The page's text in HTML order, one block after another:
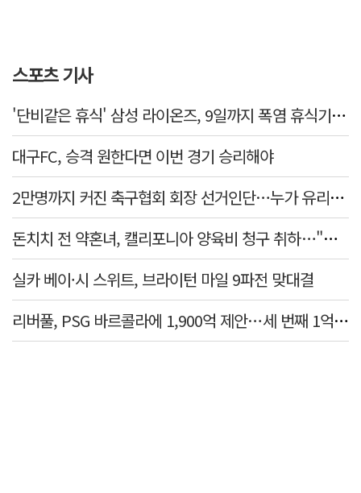
스포츠 기사
'단비같은 휴식' 삼성 라이온즈, 9일까지 폭염 휴식기에 재정비
대구FC, 승격 원한다면 이번 경기 승리해야
2만명까지 커진 축구협회 회장 선거인단…누가 유리할까
돈치치 전 약혼녀, 캘리포니아 양육비 청구 취하…"합의로 해결"
실카 베이·시 스위트, 브라이턴 마일 9파전 맞대결
리버풀, PSG 바르콜라에 1,900억 제안…세 번째 1억 파운드 영입 추진